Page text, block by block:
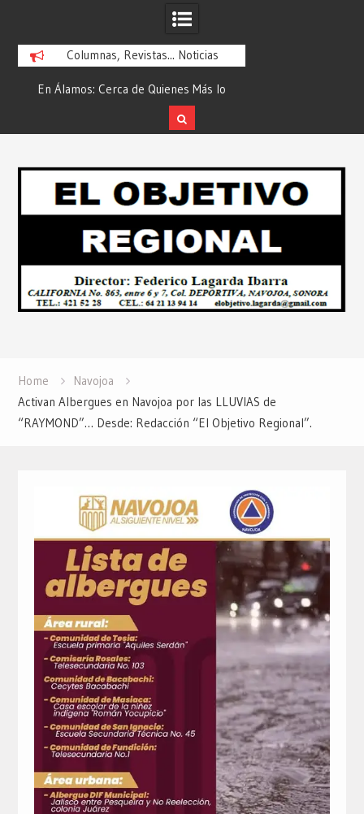
Columnas, Revistas... Noticias
En Álamos: Cerca de Quienes Más lo
Necesitan… Desde: Redacción “El
Objetivo Regional”.
ATTITUDE de
Home
Navojoa
Activan Albergues en Navojoa por las LLUVIAS de
“RAYMOND”… Desde: Redacción “El Objetivo Regional”.